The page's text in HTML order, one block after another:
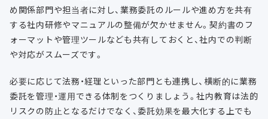
め関係部門や担当者に対し、業務委託のルールや進め方を共有
する社内研修やマニュアルの整備が欠かせません。契約書のフ
ォーマットや管理ツールなども共有しておくと、社内での判断
や対応がスムーズです。
必要に応じて法務・経理といった部門とも連携し、横断的に業務
委託を管理・運用できる体制をつくりましょう。社内教育は法的
リスクの防止となるだけでなく、委託効果を最大化する上でも